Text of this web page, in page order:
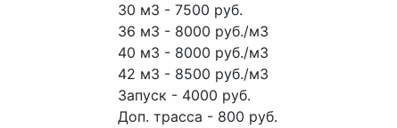
30 м3 - 7500 руб.
36 м3 - 8000 руб./м3
40 м3 - 8000 руб./м3
42 м3 - 8500 руб./м3
Запуск - 4000 руб.
Доп. трасса - 800 руб.